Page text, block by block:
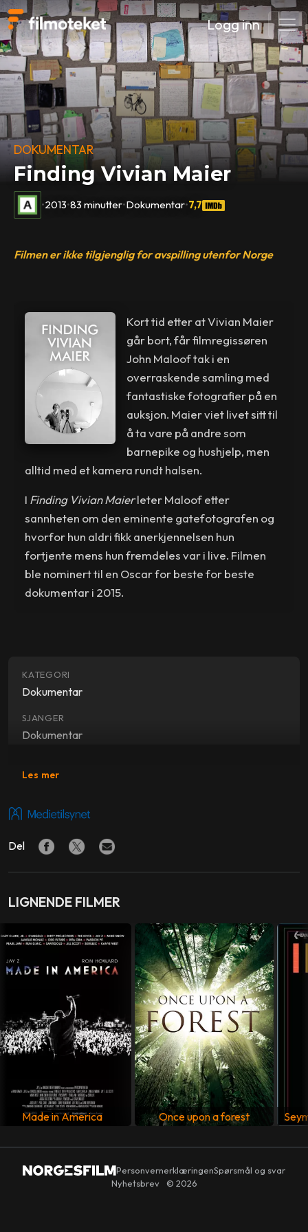
Logg inn
DOKUMENTAR
Finding Vivian Maier
•2013•83 minutter•Dokumentar•7,7
Filmen er ikke tilgjenglig for avspilling utenfor Norge
Kort tid etter at Vivian Maier
går bort, får filmregissøren
John Maloof tak i en
overraskende samling med
fantastiske fotografier på en
auksjon. Maier viet livet sitt til
å ta vare på andre som
barnepike og hushjelp, men
alltid med et kamera rundt halsen.
I Finding Vivian Maierleter Maloof etter
sannheten om den eminente gatefotografen og
hvorfor hun aldri fikk anerkjennelsen hun
fortjente mens hun fremdeles var i live. Filmen
ble nominert til en Oscar for beste for beste
dokumentar i 2015.
KATEGORI
Dokumentar
SJANGER
Dokumentar
John Maloof
PRODUSENT
John Maloof,Charlie Siskel
USA
Engelsk
Les mer
Del
LIGNENDE FILMER
Made in America Once upon a forest
PersonvernerklæringenSpørsmål og svar
Nyhetsbrev
© 2026